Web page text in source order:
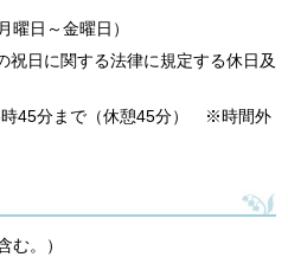
曜日～金曜日）
祝日に関する法律に規定する休日及
時45分まで（休憩45分） ※時間外
。）